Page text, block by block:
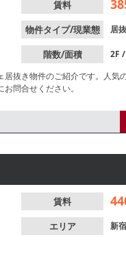
賃料
物件タイプ/現業態 居
階数/面積
2F
抜き物件のご紹介です。人気
問合せください。
賃料
エリア 新